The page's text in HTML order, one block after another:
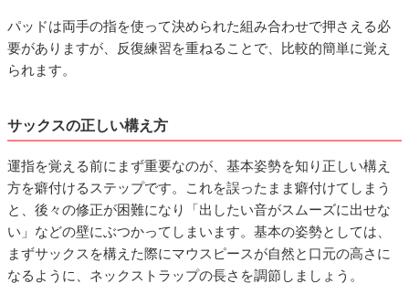
パッドは両手の指を使って決められた組み合わせで押さえる必
要がありますが、反復練習を重ねることで、比較的簡単に覚え
られます。
サックスの正しい構え方
運指を覚える前にまず重要なのが、基本姿勢を知り正しい構え
方を癖付けるステップです。これを誤ったまま癖付けてしまう
と、後々の修正が困難になり「出したい音がスムーズに出せな
い」などの壁にぶつかってしまいます。基本の姿勢としては、
まずサックスを構えた際にマウスピースが自然と口元の高さに
なるように、ネックストラップの長さを調節しましょう。